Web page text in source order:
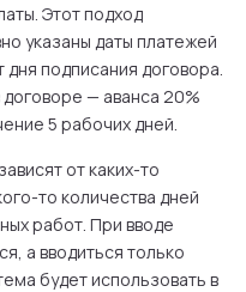
Этот подход
указаны даты платежей
дня подписания договора.
— аванса 20%
5 рабочих дней.
от каких-то
то количества дней
работ. При вводе
а вводиться только
будет использовать в